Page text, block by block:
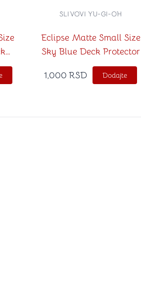
Eclipse Matte Small Size
Sky Blue Deck Protector
SLIVOVI YU-GI-OH
1,000 RSD Dodajte